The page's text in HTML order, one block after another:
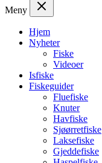
Meny
Hjem
Nyheter
Fiske
Videoer
Isfiske
Fiskeguider
Fluefiske
Knuter
Havfiske
Sjøørretfiske
Laksefiske
Gjeddefiske